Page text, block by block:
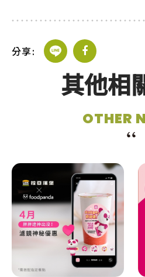
分享:
其他相
OTHER